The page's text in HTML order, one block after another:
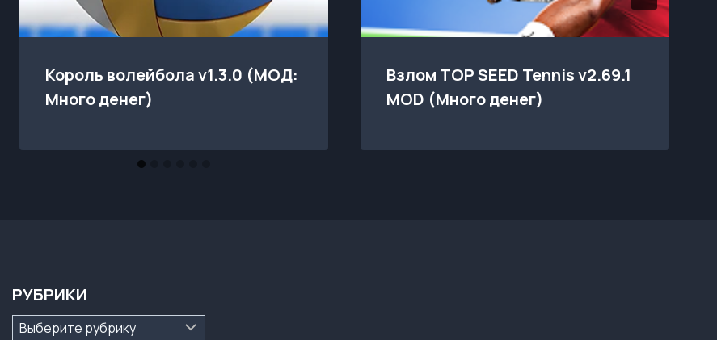
Король волейбола v1.3.0 (МОД:
Много денег)
Взлом TOP SEED Tennis v2.69.1
MOD (Много денег)
РУБРИКИ
Рубрики